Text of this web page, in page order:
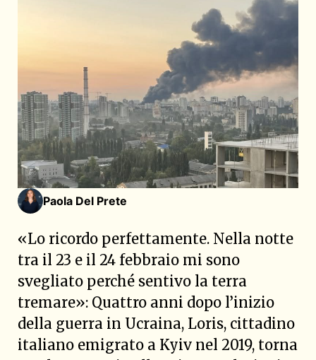
Paola Del Prete
«Lo ricordo perfettamente. Nella notte
tra il 23 e il 24 febbraio mi sono
svegliato perché sentivo la terra
tremare»: Quattro anni dopo l’inizio
della guerra in Ucraina, Loris, cittadino
italiano emigrato a Kyiv nel 2019, torna